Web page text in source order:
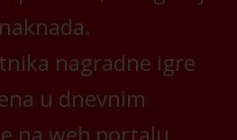
nagradne igre
u dnevnim